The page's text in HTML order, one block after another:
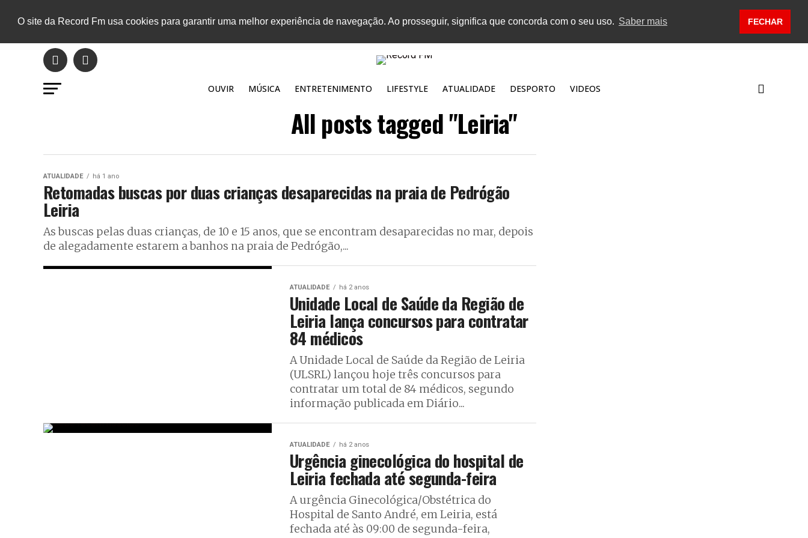
O site da Record Fm usa cookies para garantir uma melhor experiência de navegação. Ao prosseguir, significa que concorda com o seu uso. Saber mais FECHAR
OUVIR MÚSICA ENTRETENIMENTO LIFESTYLE ATUALIDADE DESPORTO VIDEOS
All posts tagged "Leiria"
ATUALIDADE há 1 ano
Retomadas buscas por duas crianças desaparecidas na praia de Pedrógão
Leiria
As buscas pelas duas crianças, de 10 e 15 anos, que se encontram desaparecidas no mar, depois
de alegadamente estarem a banhos na praia de Pedrógão,...
ATUALIDADE há 2 anos
Unidade Local de Saúde da Região de
Leiria lança concursos para contratar
84 médicos
A Unidade Local de Saúde da Região de Leiria
(ULSRL) lançou hoje três concursos para
contratar um total de 84 médicos, segundo
informação publicada em Diário...
ATUALIDADE há 2 anos
Urgência ginecológica do hospital de
Leiria fechada até segunda-feira
A urgência Ginecológica/Obstétrica do
Hospital de Santo André, em Leiria, está
fechada até às 09:00 de segunda-feira,